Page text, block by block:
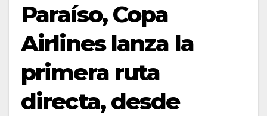
Paraíso, Copa
Airlines lanza la
primera ruta
directa, desde